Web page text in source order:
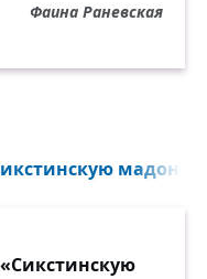
Фаина Раневская